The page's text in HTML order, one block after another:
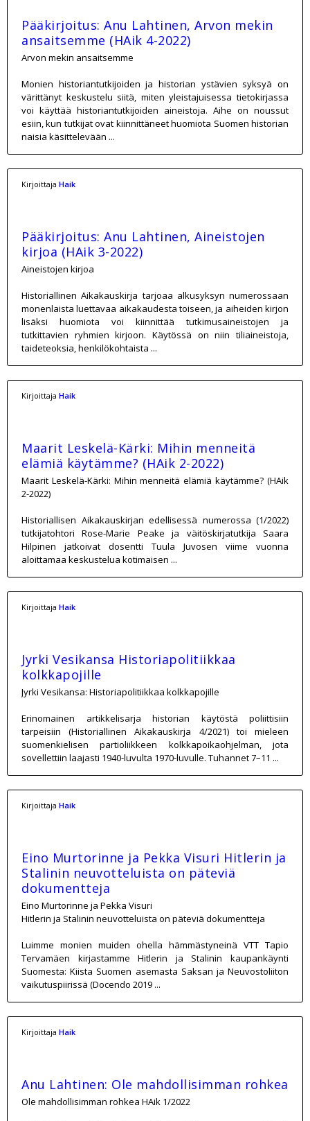
Pääkirjoitus: Anu Lahtinen, Arvon mekin
ansaitsemme (HAik 4-2022)
Arvon mekin ansaitsemme
Monien historiantutkijoiden ja historian ystävien syksyä on
värittänyt keskustelu siitä, miten yleistajuisessa tietokirjassa
voi käyttää historiantutkijoiden aineistoja. Aihe on noussut
esiin, kun tutkijat ovat kiinnittäneet huomiota Suomen historian
naisia käsittelevään ...
Kirjoittaja Haik
Pääkirjoitus: Anu Lahtinen, Aineistojen
kirjoa (HAik 3-2022)
Aineistojen kirjoa
Historiallinen Aikakauskirja tarjoaa alkusyksyn numerossaan
monenlaista luettavaa aikakaudesta toiseen, ja aiheiden kirjon
lisäksi huomiota voi kiinnittää tutkimusaineistojen ja
tutkittavien ryhmien kirjoon. Käytössä on niin tiliaineistoja,
taideteoksia, henkilökohtaista ...
Kirjoittaja Haik
Maarit Leskelä-Kärki: Mihin menneitä
elämiä käytämme? (HAik 2-2022)
Maarit Leskelä-Kärki: Mihin menneitä elämiä käytämme? (HAik
2-2022)
Historiallisen Aikakauskirjan edellisessä numerossa (1/2022)
tutkijatohtori Rose-Marie Peake ja väitöskirjatutkija Saara
Hilpinen jatkoivat dosentti Tuula Juvosen viime vuonna
aloittamaa keskustelua kotimaisen ...
Kirjoittaja Haik
Jyrki Vesikansa Historiapolitiikkaa
kolkkapojille
Jyrki Vesikansa: Historiapolitiikkaa kolkkapojille
Erinomainen artikkelisarja historian käytöstä poliittisiin
tarpeisiin (Historiallinen Aikakauskirja 4/2021) toi mieleen
suomenkielisen partioliikkeen kolkkapoikaohjelman, jota
sovellettiin laajasti 1940-luvulta 1970-luvulle. Tuhannet 7–11 ...
Kirjoittaja Haik
Eino Murtorinne ja Pekka Visuri Hitlerin ja
Stalinin neuvotteluista on päteviä
dokumentteja
Eino Murtorinne ja Pekka Visuri
Hitlerin ja Stalinin neuvotteluista on päteviä dokumentteja
Luimme monien muiden ohella hämmästyneinä VTT Tapio
Tervamäen kirjastamme Hitlerin ja Stalinin kaupankäynti
Suomesta: Kiista Suomen asemasta Saksan ja Neuvostoliiton
vaikutuspiirissä (Docendo 2019 ...
Kirjoittaja Haik
Anu Lahtinen: Ole mahdollisimman rohkea
Ole mahdollisimman rohkea HAik 1/2022